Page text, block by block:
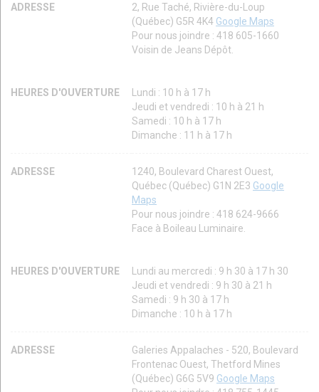
ADRESSE
2, Rue Taché, Rivière-du-Loup
(Québec) G5R 4K4 Google Maps
Pour nous joindre : 418 605-1660
Voisin de Jeans Dépôt.
HEURES D'OUVERTURE
Lundi : 10 h à 17 h
Jeudi et vendredi : 10 h à 21 h
Samedi : 10 h à 17 h
Dimanche : 11 h à 17 h
ADRESSE
1240, Boulevard Charest Ouest,
Québec (Québec) G1N 2E3 Google
Maps
Pour nous joindre : 418 624-9666
Face à Boileau Luminaire.
HEURES D'OUVERTURE
Lundi au mercredi : 9 h 30 à 17 h 30
Jeudi et vendredi : 9 h 30 à 21 h
Samedi : 9 h 30 à 17 h
Dimanche : 10 h à 17 h
ADRESSE
Galeries Appalaches - 520, Boulevard
Frontenac Ouest, Thetford Mines
(Québec) G6G 5V9 Google Maps